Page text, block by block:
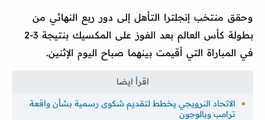
وحقق منتخب إنجلترا التأهل إلى دور ربع النهائي من
بطولة كأس العالم بعد الفوز على المكسيك بنتيجة 3-2
في المباراة التي أقيمت بينهما صباح اليوم الإثنين.
الاتحاد النرويجي يخطط لتقديم شكوى رسمية بشأن واقعة
ترامب وبالوجون